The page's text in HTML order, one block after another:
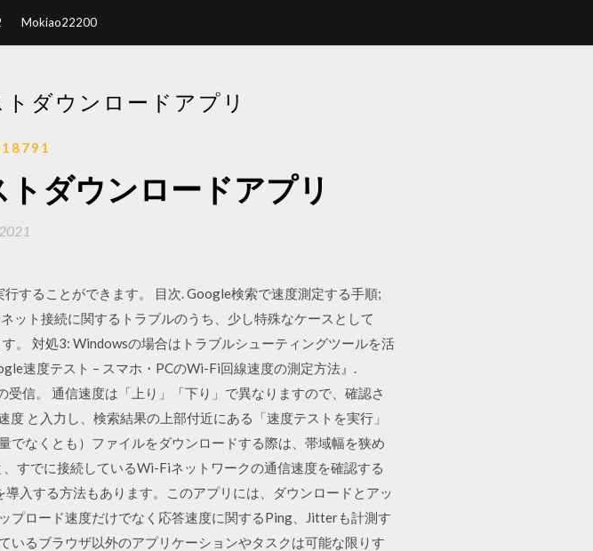
Mokiao22200
ダウンロードアプリ
ダウンロードアプリ
することができます。 目次. Google検索で速度測定する手順;
ット接続に関するトラブルのうち、少し特殊なケースとして
。 対処3: Windowsの場合はトラブルシューティングツールを活
速度テスト – スマホ・PCのWi-Fi回線速度の測定方法』.
信。 通信速度は「上り」「下り」で異なりますので、確認さ
と入力し、検索結果の上部付近にある「速度テストを実行」
でなくとも）ファイルをダウンロードする際は、帯域幅を狭め
すでに接続しているWi-Fiネットワークの通信速度を確認する
入する方法もあります。このアプリには、ダウンロードとアッ
ロード速度だけでなく応答速度に関するPing、Jitterも計測す
いるブラウザ以外のアプリケーションやタスクは可能な限りす